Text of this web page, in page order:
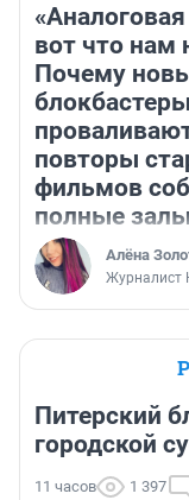
вот что нам
Почему
блокбастеры
повторы
фильмов
полные залы
Алёна
Журналист
Питерский
городской
11 часов 1 397